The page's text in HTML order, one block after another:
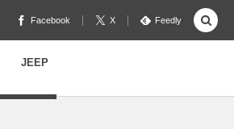
Facebook X Feedly
JEEP